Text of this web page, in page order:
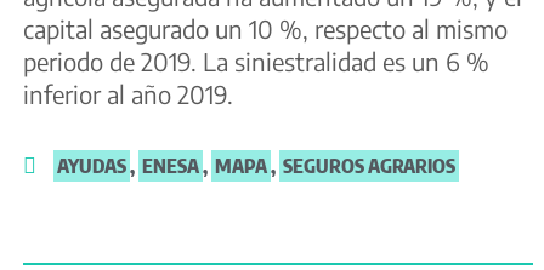
capital asegurado un 10 %, respecto al mismo
periodo de 2019. La siniestralidad es un 6 %
inferior al año 2019.
AYUDAS, ENESA, MAPA, SEGUROS AGRARIOS